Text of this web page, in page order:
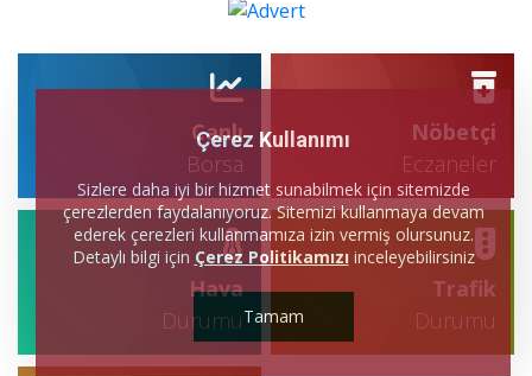
Canlı
Borsa
Nöbetçi
Eczaneler
Hava
Durumu
Trafik
Durumu
Çerez Kullanımı
Sizlere daha iyi bir hizmet sunabilmek için sitemizde
çerezlerden faydalanıyoruz. Sitemizi kullanmaya devam
ederek çerezleri kullanmamıza izin vermiş olursunuz.
Detaylı bilgi için Çerez Politikamızı inceleyebilirsiniz
Tamam